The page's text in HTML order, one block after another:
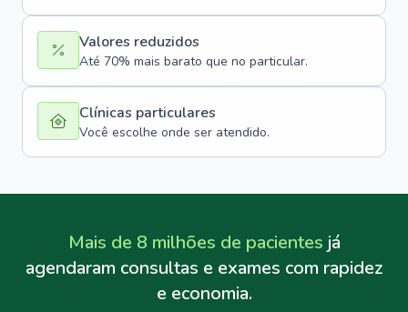
Valores reduzidos
Até 70% mais barato que no particular.
Clínicas particulares
Você escolhe onde ser atendido.
Mais de 8 milhões de pacientes já
agendaram consultas e exames com rapidez
e economia.